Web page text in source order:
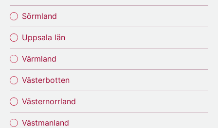
Sörmland
Uppsala län
Värmland
Västerbotten
Västernorrland
Västmanland